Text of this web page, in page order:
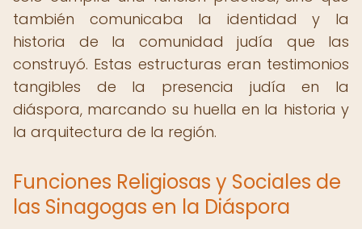
también comunicaba la identidad y la
historia de la comunidad judía que las
construyó. Estas estructuras eran testimonios
tangibles de la presencia judía en la
diáspora, marcando su huella en la historia y
la arquitectura de la región.
Funciones Religiosas y Sociales de
las Sinagogas en la Diáspora